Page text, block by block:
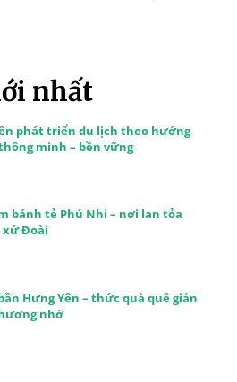
nhất
phát triển du lịch theo hướng
minh – bền vững
bánh tẻ Phú Nhi – nơi lan tỏa
xứ Đoài
Hưng Yên – thức quà quê giản
nhớ